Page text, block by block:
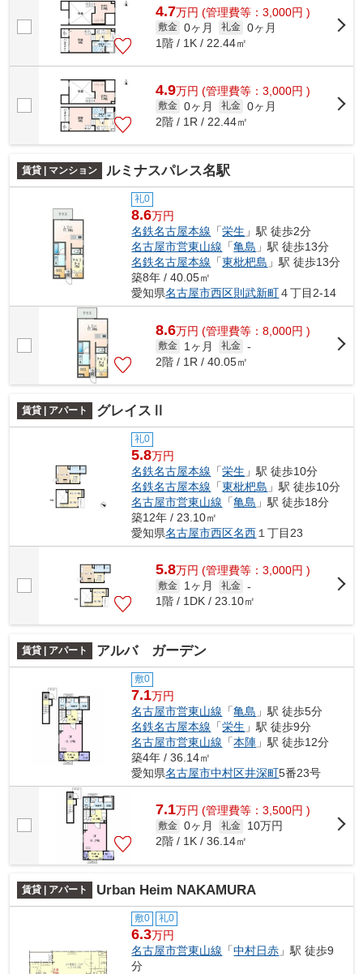
4.7万円 (管理費等：3,000円 )
敷金 0ヶ月 礼金 0ヶ月
1階 / 1K / 22.44㎡
4.9万円 (管理費等：3,000円 )
敷金 0ヶ月 礼金 0ヶ月
2階 / 1R / 22.44㎡
賃貸 | マンション ルミナスパレス名駅
礼0
8.6万円
名鉄名古屋本線 「栄生 」駅 徒歩2分
名古屋市営東山線 「亀島 」駅 徒歩13分
名鉄名古屋本線 「東枇杷島 」駅 徒歩13分
築8年 / 40.05㎡
愛知県名古屋市西区則武新町４丁目2-14
8.6万円 (管理費等：8,000円 )
敷金 1ヶ月 礼金 -
2階 / 1R / 40.05㎡
賃貸 | アパート グレイスⅡ
礼0
5.8万円
名鉄名古屋本線 「栄生 」駅 徒歩10分
名鉄名古屋本線 「東枇杷島 」駅 徒歩10分
名古屋市営東山線 「亀島 」駅 徒歩18分
築12年 / 23.10㎡
愛知県名古屋市西区名西 １丁目23
5.8万円 (管理費等：3,000円 )
敷金 1ヶ月 礼金 -
1階 / 1DK / 23.10㎡
賃貸 | アパート アルバ ガーデン
敷0
7.1万円
名古屋市営東山線 「亀島 」駅 徒歩5分
名鉄名古屋本線 「栄生 」駅 徒歩9分
名古屋市営東山線 「本陣 」駅 徒歩12分
築4年 / 36.14㎡
愛知県名古屋市中村区井深町5番23号
7.1万円 (管理費等：3,500円 )
敷金 0ヶ月 礼金
10万円
2階 / 1K / 36.14㎡
賃貸 | アパート Urban Heim NAKAMURA
敷0 礼0
6.3万円
名古屋市営東山線 「中村日赤 」駅 徒歩9
分